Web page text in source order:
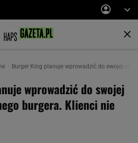
Burger King planuje wprowadzić do swojej
wprowadzić do swojej
burgera. Klienci nie